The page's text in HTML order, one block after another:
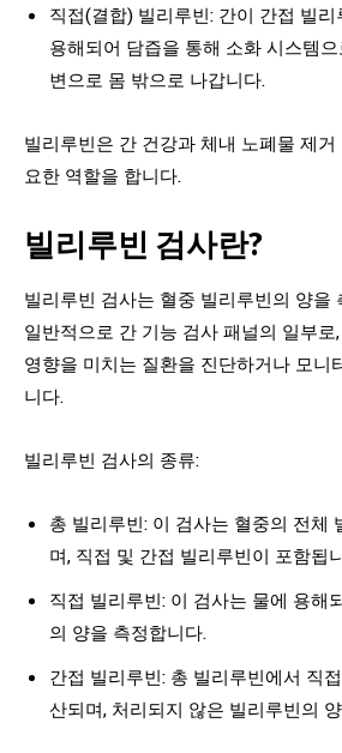
직접(결합) 빌리루빈: 간이 간접 빌
용해되어 담즙을 통해 소화 시스템
변으로 몸 밖으로 나갑니다.
빌리루빈은 간 건강과 체내 노폐물 제
요한 역할을 합니다.
빌리루빈 검사란?
빌리루빈 검사는 혈중 빌리루빈의 양을
일반적으로 간 기능 검사 패널의 일부로
영향을 미치는 질환을 진단하거나 모니
니다.
빌리루빈 검사의 종류:
총 빌리루빈: 이 검사는 혈중의 전체
며, 직접 및 간접 빌리루빈이 포함됩
직접 빌리루빈: 이 검사는 물에 용해
의 양을 측정합니다.
간접 빌리루빈: 총 빌리루빈에서 직
산되며, 처리되지 않은 빌리루빈의